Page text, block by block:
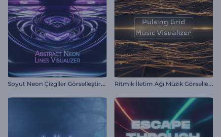
S
oyut Neon Çizgiler Görselleştirici R
itmik İletim Ağı Müzik Görselleştirici